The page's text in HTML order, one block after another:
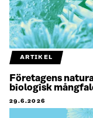
ARTIKEL
Företagens
biologisk
29.6.2026